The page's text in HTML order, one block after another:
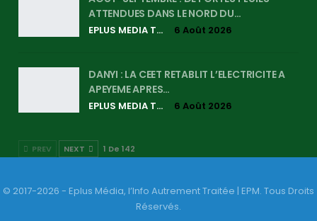
ATTENDUES DANS LE NORD DU…
EPLUS MEDIA TV 6 Août 2026
DANYI : LA CEET RETABLIT L’ELECTRICITE A
APEYEME APRES…
EPLUS MEDIA TV 6 Août 2026
PREV NEXT 1 De 142
© 2017-2026 - Eplus Média, l’Info Autrement Traitée | EPM. Tous Droits
Réservés.